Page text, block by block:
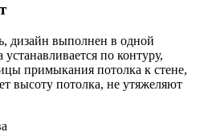
дизайн выполнен в одной
по контуру,
примыкания потолка к стене,
высоту потолка, не утяжеляют